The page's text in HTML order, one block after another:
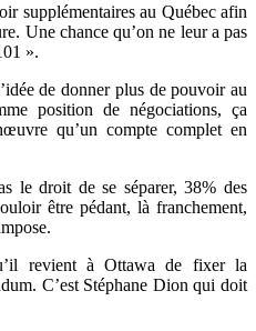
supplémentaires au Québec afin
Une chance qu’on ne leur a pas
».
de donner plus de pouvoir au
position de négociations, ça
qu’un compte complet en
le droit de se séparer, 38% des
être pédant, là franchement,
revient à Ottawa de fixer la
C’est Stéphane Dion qui doit